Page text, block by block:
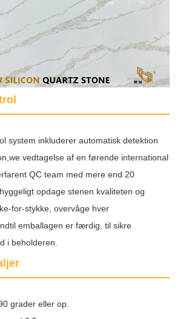
system inkluderer automatisk detektion
vedtagelse af en førende international
QC team med mere end 20
opdage stenen kvaliteten og
for-stykke, overvåge hver
emballagen er færdig, til sikre
i beholderen.
grader eller op.